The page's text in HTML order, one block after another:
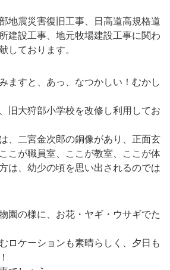
地震災害復旧工事、日高道高規格道
建設工事、地元牧場建設工事に関わ
しております。
ますと、あっ、なつかしい！むかし
旧大狩部小学校を改修し利用してお
、二宮金次郎の銅像があり、正面玄
こが職員室、ここが教室、ここが体
は、幼少の頃を思い出されるのでは
園の様に、お花・ヤギ・ウサギでた
ロケーションも素晴らしく、夕日も